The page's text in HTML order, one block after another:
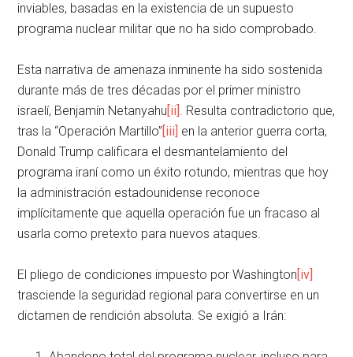
inviables, basadas en la existencia de un supuesto
programa nuclear militar que no ha sido comprobado.
Esta narrativa de amenaza inminente ha sido sostenida
durante más de tres décadas por el primer ministro
israelí, Benjamín Netanyahu [ii] . Resulta contradictorio que,
tras la “Operación Martillo” [iii] en la anterior guerra corta,
Donald Trump calificara el desmantelamiento del
programa iraní como un éxito rotundo, mientras que hoy
la administración estadounidense reconoce
implícitamente que aquella operación fue un fracaso al
usarla como pretexto para nuevos ataques.
El pliego de condiciones impuesto por Washington [iv]
trasciende la seguridad regional para convertirse en un
dictamen de rendición absoluta. Se exigió a Irán: